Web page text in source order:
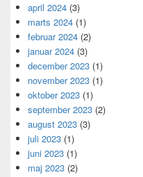
april 2024 (3)
marts 2024 (1)
februar 2024 (2)
januar 2024 (3)
december 2023 (1)
november 2023 (1)
oktober 2023 (1)
september 2023 (2)
august 2023 (3)
juli 2023 (1)
juni 2023 (1)
maj 2023 (2)